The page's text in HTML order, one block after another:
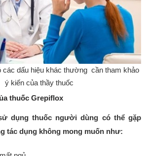
các dấu hiệu khác thường cần tham khảo
ý kiến của thầy thuốc
thuốc Grepiflox
dụng thuốc người dùng có thể gặp
tác dụng không mong muốn như: